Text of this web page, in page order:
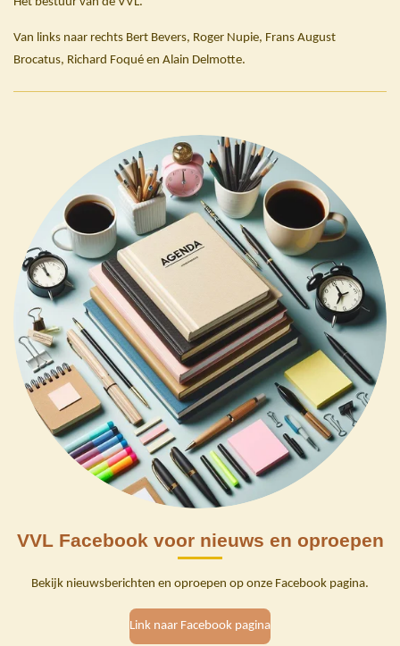
Van links naar rechts Bert Bevers, Roger Nupie, Frans August
Brocatus, Richard Foqué en Alain Delmotte.
VVL Facebook voor nieuws en oproepen
Bekijk nieuwsberichten en oproepen op onze Facebook pagina.
Link naar Facebook pagina